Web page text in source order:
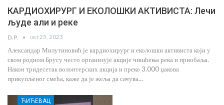
КАРДИОХИРУРГ И ЕКОЛОШКИ АКТИВИСТА: Лечи
људе али и реке
D.P. окт 25, 2023
Александар Милутиновић је кардиохирург и еколошки активиста који у
свом родном Брусу често организује акције чишћења река и приобаља.
Након тридесетак волонтерских акција и преко 3.000 џакова
прикупљеног смећа, каже да је жеља да сачува…
ЋИЋЕВАЦ